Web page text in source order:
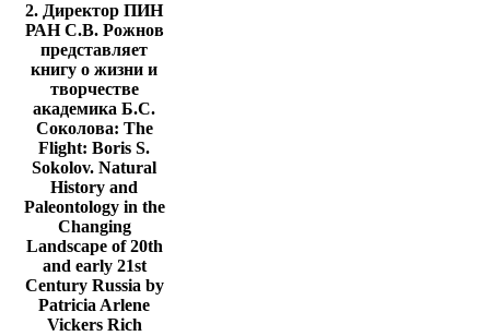
2. Директор ПИН
РАН С.В. Рожнов
представляет
книгу о жизни и
творчестве
академика Б.С.
Соколова: The
Flight: Boris S.
Sokolov. Natural
History and
Paleontology in the
Changing
Landscape of 20th
and early 21st
Century Russia by
Patricia Arlene
Vickers Rich